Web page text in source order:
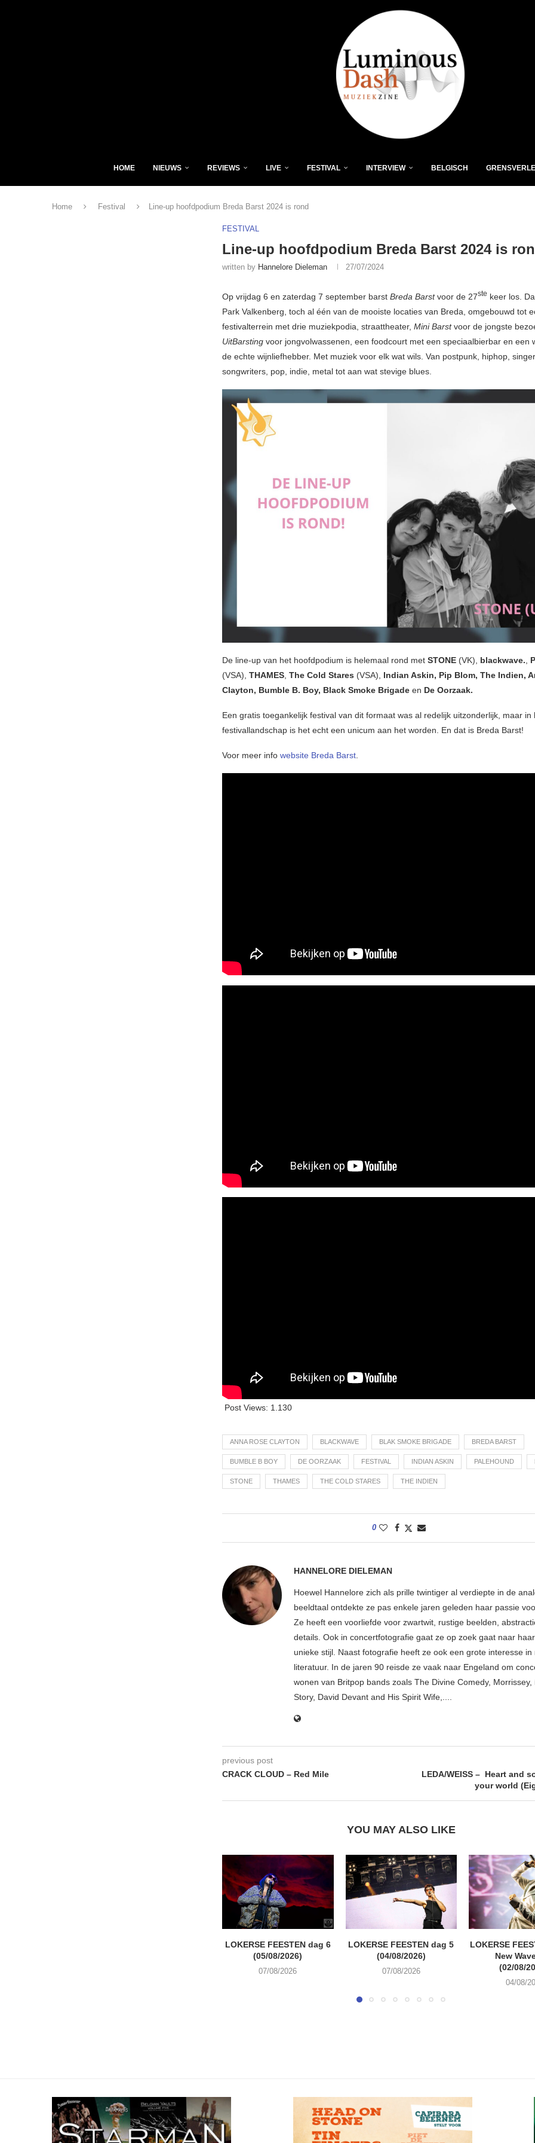
HOME NIEUWS REVIEWS LIVE FESTIVAL INTERVIEW BELGISCH
Home Festival Line-up hoofdpodium Breda Barst 2024 is rond
FESTIVAL
Line-up hoofdpodium Breda Barst 2024 is
written by Hannelore Dieleman 27/07/2024
Op vrijdag 6 en zaterdag 7 september barst Breda Barstvoor de 27ste keer los.
Park Valkenberg, toch al één van de mooiste locaties van Breda, omgebouwd tot
festivalterrein met drie muziekpodia, straattheater, Mini Barstvoor de jongste
UitBarsting voor jongvolwassenen, een foodcourt met een speciaalbierbar en een
de echte wijnliefhebber. Met muziek voor elk wat wils. Van postpunk, hiphop,
songwriters, pop, indie, metal tot aan wat stevige blues.
De line-up van het hoofdpodium is helemaal rond met STONE (VK), blackwave.,
(VSA), THAMES, The Cold Stares (VSA), Indian Askin, Pip Blom, The Indien,
Clayton, Bumble B. Boy, Black Smoke Brigade en De Oorzaak.
Een gratis toegankelijk festival van dit formaat was al redelijk uitzonderlijk, maar in
festivallandschap is het echt een unicum aan het worden. En dat is Breda Barst!
Voor meer info website Breda Barst.
Post Views: 1.130
ANNA ROSE CLAYTON BLACKWAVE BLAK SMOKE BRIGADE BREDA BARST
BUMBLE B BOY DE OORZAAK FESTIVAL INDIAN ASKIN PALEHOUND
STONE THAMES THE COLD STARES THE INDIEN
0
HANNELORE DIELEMAN
Hoewel Hannelore zich als prille twintiger al verdiepte in de
beeldtaal ontdekte ze pas enkele jaren geleden haar passie
Ze heeft een voorliefde voor zwartwit, rustige beelden,
details. Ook in concertfotografie gaat ze op zoek gaat naar haar
unieke stijl. Naast fotografie heeft ze ook een grote interesse in
literatuur. In de jaren 90 reisde ze vaak naar Engeland om
wonen van Britpop bands zoals The Divine Comedy, Morrissey,
Story, David Devant and His Spirit Wife,....
previous post
CRACK CLOUD – Red Mile
LEDA/WEISS – Heart and
your world
YOU MAY ALSO LIKE
LOKERSE FEESTEN dag 6
(05/08/2026)
07/08/2026
LOKERSE FEESTEN dag 5
(04/08/2026)
07/08/2026
LOKERSE
New
(02/08/
04/08/